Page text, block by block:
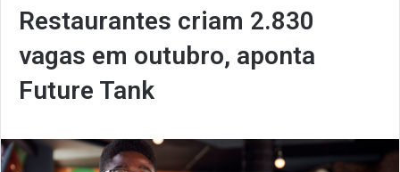
Restaurantes criam 2.830
vagas em outubro, aponta
Future Tank